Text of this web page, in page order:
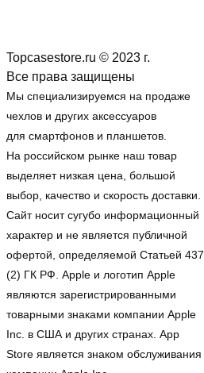
Topcasestore.ru © 2023 г.
Все права защищены
Мы специализируемся на продаже
чехлов и других аксессуаров
для смартфонов и планшетов.
На российском рынке наш товар
выделяет низкая цена, большой
выбор, качество и скорость доставки.
Сайт носит сугубо информационный
характер и не является публичной
офертой, определяемой Статьей 437
(2) ГК РФ. Apple и логотип Apple
являются зарегистрированными
товарными знаками компании Apple
Inc. в США и других странах. App
Store является знаком обслуживания